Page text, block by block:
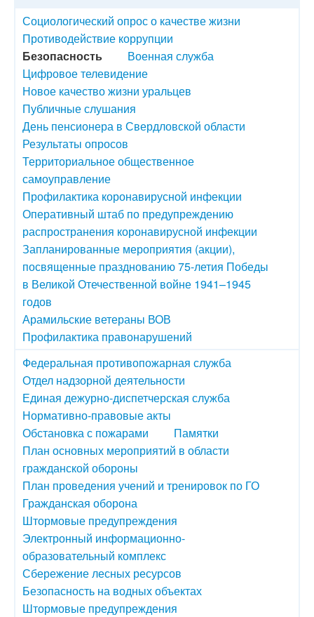
Социологический опрос о качестве жизни
Противодействие коррупции
Безопасность
Военная служба
Цифровое телевидение
Новое качество жизни уральцев
Публичные слушания
День пенсионера в Свердловской области
Результаты опросов
Территориальное общественное
самоуправление
Профилактика коронавирусной инфекции
Оперативный штаб по предупреждению
распространения коронавирусной инфекции
Запланированные мероприятия (акции),
посвященные празднованию 75-летия Победы
в Великой Отечественной войне 1941–1945
годов
Арамильские ветераны ВОВ
Профилактика правонарушений
Федеральная противопожарная служба
Отдел надзорной деятельности
Единая дежурно-диспетчерская служба
Нормативно-правовые акты
Обстановка с пожарами
Памятки
План основных мероприятий в области
гражданской обороны
План проведения учений и тренировок по ГО
Гражданская оборона
Штормовые предупреждения
Электронный информационно-
образовательный комплекс
Сбережение лесных ресурсов
Безопасность на водных объектах
Штормовые предупреждения